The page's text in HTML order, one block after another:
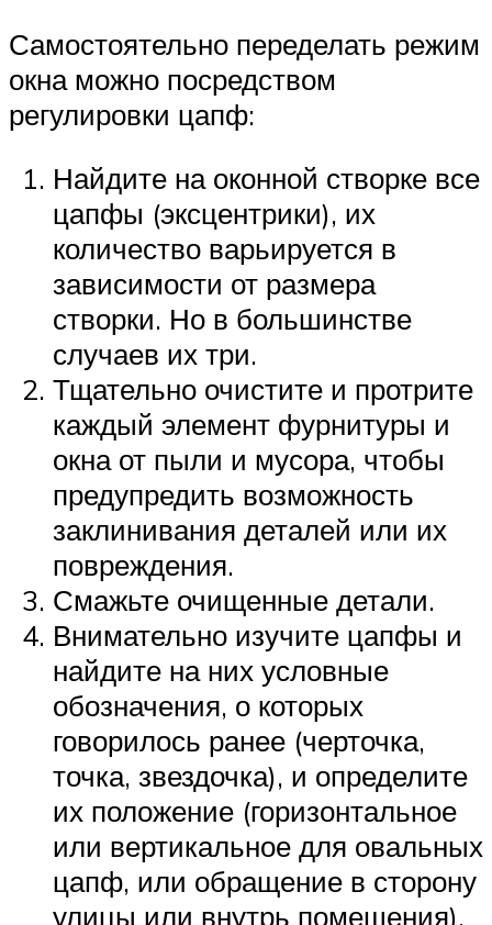
Самостоятельно переделать режим
окна можно посредством
регулировки цапф:
Найдите на оконной створке все
цапфы (эксцентрики), их
количество варьируется в
зависимости от размера
створки. Но в большинстве
случаев их три.
Тщательно очистите и протрите
каждый элемент фурнитуры и
окна от пыли и мусора, чтобы
предупредить возможность
заклинивания деталей или их
повреждения.
Смажьте очищенные детали.
Внимательно изучите цапфы и
найдите на них условные
обозначения, о которых
говорилось ранее (черточка,
точка, звездочка), и определите
их положение (горизонтальное
или вертикальное для овальных
цапф, или обращение в сторону
улицы или внутрь помещения).